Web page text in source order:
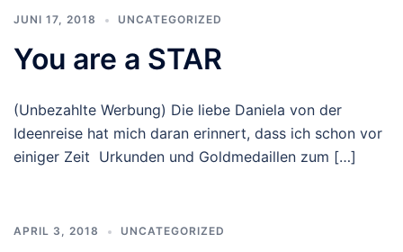
JUNI 17, 2018 UNCATEGORIZED
You are a STAR
(Unbezahlte Werbung) Die liebe Daniela von der
Ideenreise hat mich daran erinnert, dass ich schon vor
einiger Zeit Urkunden und Goldmedaillen zum […]
APRIL 3, 2018 UNCATEGORIZED